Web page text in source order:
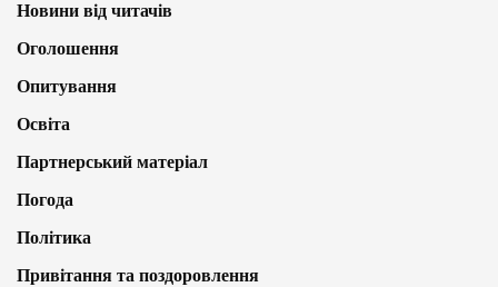
Новини від читачів
Оголошення
Опитування
Освіта
Партнерський матеріал
Погода
Політика
Привітання та поздоровлення